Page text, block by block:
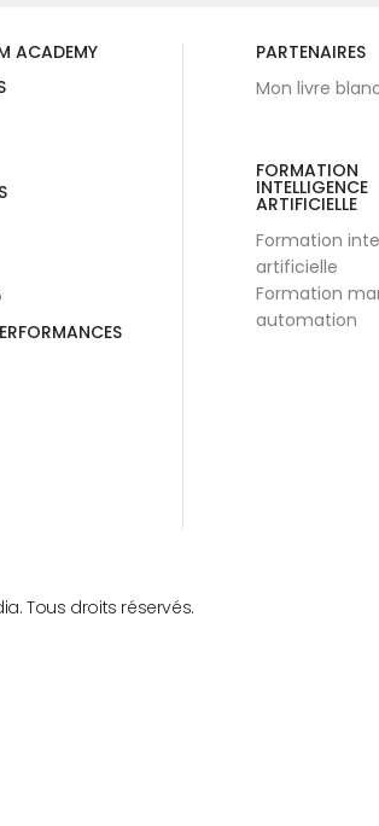
ACADEMY
PARTENAIRES
Mon livre
FORMATION
INTELLIGENCE
ARTIFICIELLE
Formation
artificielle
Formation
automation
Tous droits réservés.